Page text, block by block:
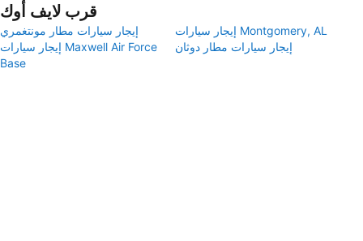
قرب لايف أوك
إيجار سيارات مطار مونتغمري
إيجار سيارات Montgomery, AL
إيجار سيارات Maxwell Air Force
Base
إيجار سيارات مطار دوثان